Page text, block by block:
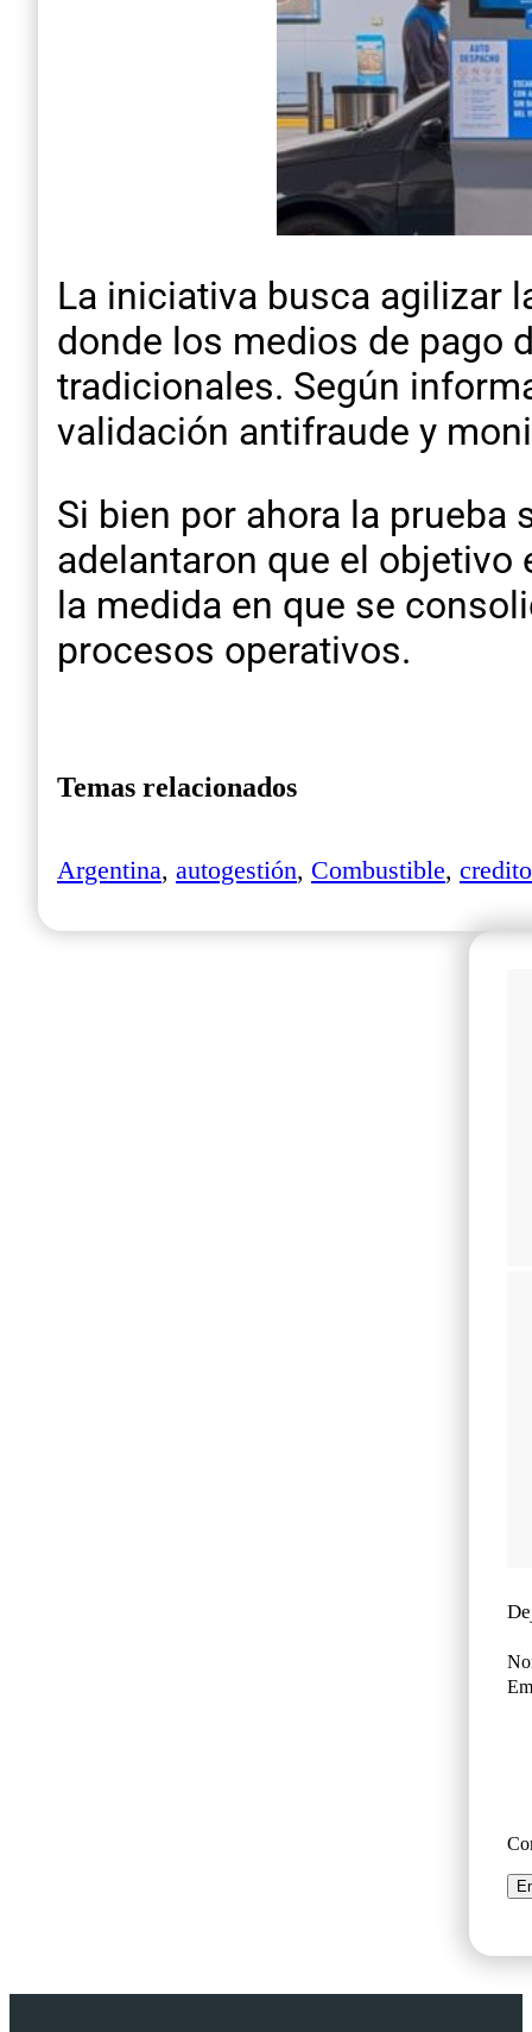
La iniciativa busca agilizar
donde los medios de pago
tradicionales. Según
validación antifraude y
Si bien por ahora la
adelantaron que el
la medida en que se
procesos operativos.
Temas relacionados
Argentina, autogestión, Combustible, credito